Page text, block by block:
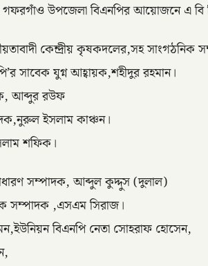
উপজেলা বিএনপির আয়োজনে এ বি
কেন্দ্রীয় কৃষকদলের,সহ সাংগঠনিক
সাবেক যুগ্ন আহ্বায়ক,শহীদুর রহমান।
আব্দুর রউফ
ইসলাম কাঞ্চন।
শফিক।
সম্পাদক, আব্দুল কুদ্দুস (দুলাল)
সম্পাদক ,এসএম সিরাজ।
বিএনপি নেতা সোহরাফ হোসেন,